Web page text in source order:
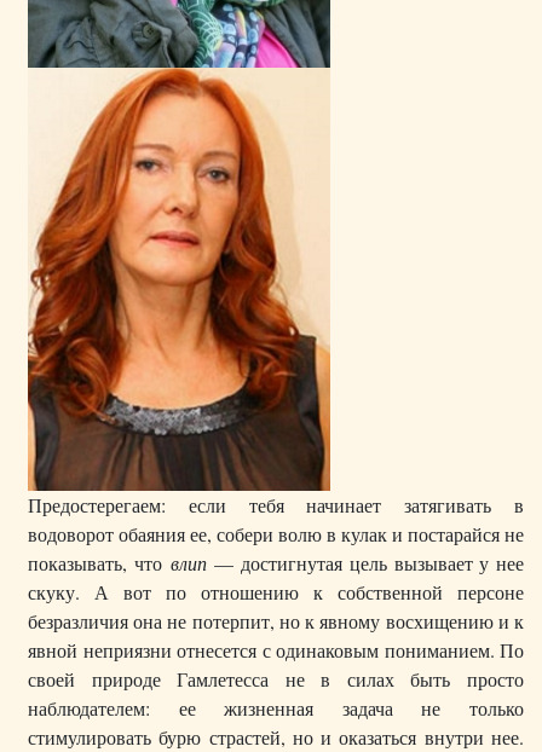
Предостерегаем: если тебя начинает затягивать в
водоворот обаяния ее, собери волю в кулак и постарайся не
показывать, что влип— достигнутая цель вызывает у нее
скуку. А вот по отношению к собственной персоне
безразличия она не потерпит, но к явному восхищению и к
явной неприязни отнесется с одинаковым пониманием. По
своей природе Гамлетесса не в силах быть просто
наблюдателем: ее жизненная задача не только
стимулировать бурю страстей, но и оказаться внутри нее.